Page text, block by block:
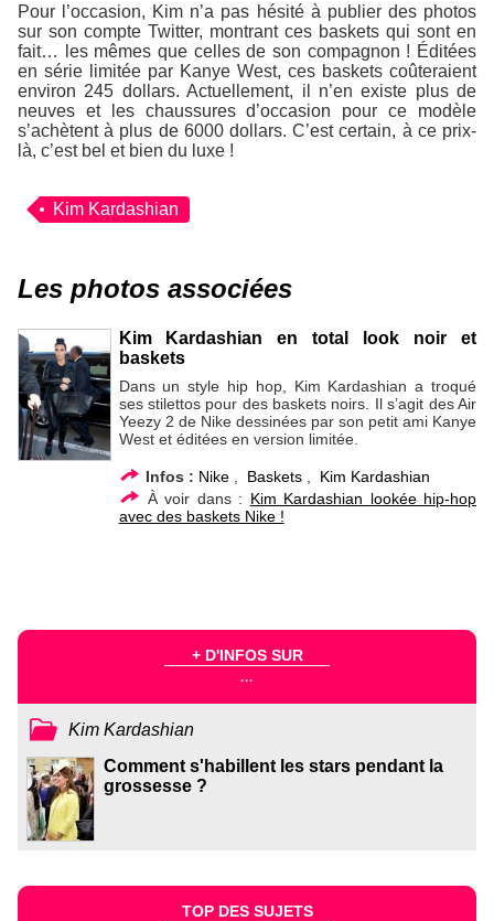
Pour l’occasion, Kim n’a pas hésité à publier des photos
sur son compte Twitter, montrant ces baskets qui sont en
fait… les mêmes que celles de son compagnon ! Éditées
en série limitée par Kanye West, ces baskets coûteraient
environ 245 dollars. Actuellement, il n’en existe plus de
neuves et les chaussures d’occasion pour ce modèle
s’achètent à plus de 6000 dollars. C’est certain, à ce prix-
là, c’est bel et bien du luxe !
Kim Kardashian
Les photos associées
Kim Kardashian en total look noir et
baskets
Dans un style hip hop, Kim Kardashian a troqué
ses stilettos pour des baskets noirs. Il s’agit des Air
Yeezy 2 de Nike dessinées par son petit ami Kanye
West et éditées en version limitée.
Infos : Nike, Baskets, Kim Kardashian
À voir dans : Kim Kardashian lookée hip-hop
avec des baskets Nike !
+ D'INFOS SUR
...
Kim Kardashian
Comment s'habillent les stars pendant la
grossesse ?
TOP DES SUJETS